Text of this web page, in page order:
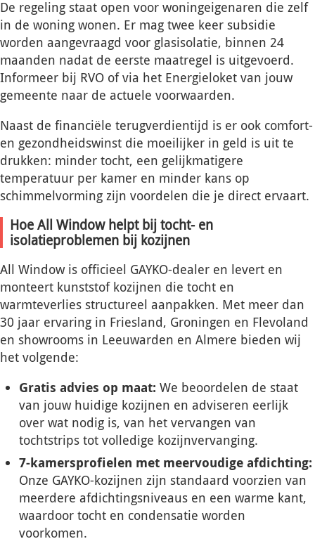
De regeling staat open voor woningeigenaren die zelf
in de woning wonen. Er mag twee keer subsidie
worden aangevraagd voor glasisolatie, binnen 24
maanden nadat de eerste maatregel is uitgevoerd.
Informeer bij RVO of via het Energieloket van jouw
gemeente naar de actuele voorwaarden.
Naast de financiële terugverdientijd is er ook comfort-
en gezondheidswinst die moeilijker in geld is uit te
drukken: minder tocht, een gelijkmatigere
temperatuur per kamer en minder kans op
schimmelvorming zijn voordelen die je direct ervaart.
Hoe All Window helpt bij tocht- en
isolatieproblemen bij kozijnen
All Window is officieel GAYKO-dealer en levert en
monteert kunststof kozijnen die tocht en
warmteverlies structureel aanpakken. Met meer dan
30 jaar ervaring in Friesland, Groningen en Flevoland
en showrooms in Leeuwarden en Almere bieden wij
het volgende:
Gratis advies op maat: We beoordelen de staat
van jouw huidige kozijnen en adviseren eerlijk
over wat nodig is, van het vervangen van
tochtstrips tot volledige kozijnvervanging.
7-kamersprofielen met meervoudige afdichting:
Onze GAYKO-kozijnen zijn standaard voorzien van
meerdere afdichtingsniveaus en een warme kant,
waardoor tocht en condensatie worden
voorkomen.